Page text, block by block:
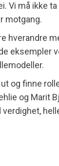
Vi må ikke
motgang.
hverandre
eksempler
ut og finne
og Marit
verdighet,